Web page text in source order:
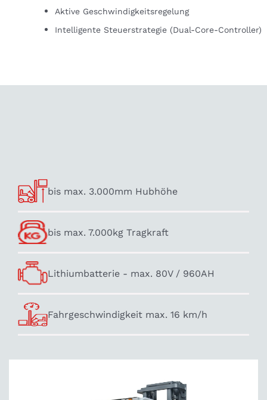
Aktive Geschwindigkeitsregelung
Intelligente Steuerstrategie (Dual-Core-Controller)
bis max. 3.000mm Hubhöhe
bis max. 7.000kg Tragkraft
Lithiumbatterie - max. 80V / 960AH
Fahrgeschwindigkeit max. 16 km/h